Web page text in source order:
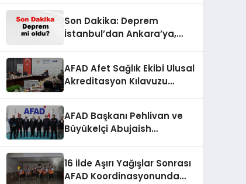
Son Dakika: Deprem
İstanbul’dan Ankara’ya,
Sarsıcı Gelişmeler 6 Ağustos
2026
AFAD Afet Sağlık Ekibi Ulusal
Akreditasyon Kılavuzu
AFAD Başkanı Pehlivan ve
Büyükelçi Abujaish
16 İlde Aşırı Yağışlar Sonrası
AFAD Koordinasyonunda